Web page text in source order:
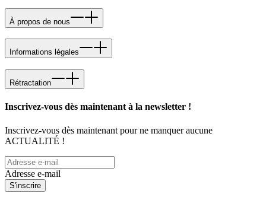
À propos de nous
Informations légales
Rétractation
Inscrivez-vous dès maintenant à la newsletter !
Inscrivez-vous dès maintenant pour ne manquer aucune
ACTUALITÉ !
Adresse e-mail
S'inscrire